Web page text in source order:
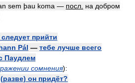
sem þau koma — посл. на добром
следует прийти
Pál — тебе лучше всего
Паудлем
сомнения):
(разве) он придёт?